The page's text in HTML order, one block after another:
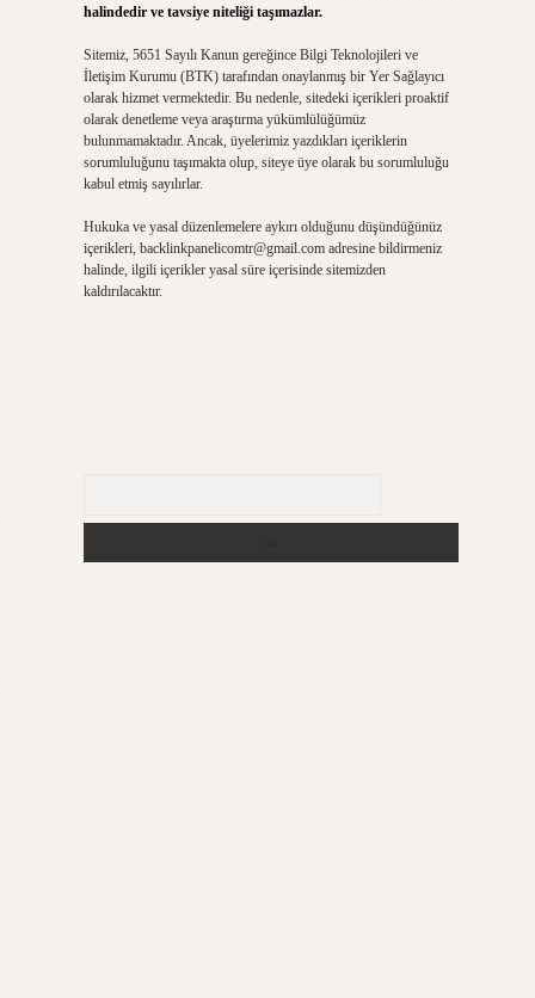
halindedir ve tavsiye niteliği taşımazlar.
Sitemiz, 5651 Sayılı Kanun gereğince Bilgi Teknolojileri ve
İletişim Kurumu (BTK) tarafından onaylanmış bir Yer Sağlayıcı
olarak hizmet vermektedir. Bu nedenle, sitedeki içerikleri proaktif
olarak denetleme veya araştırma yükümlülüğümüz
bulunmamaktadır. Ancak, üyelerimiz yazdıkları içeriklerin
sorumluluğunu taşımakta olup, siteye üye olarak bu sorumluluğu
kabul etmiş sayılırlar.
Hukuka ve yasal düzenlemelere aykırı olduğunu düşündüğünüz
içerikleri, backlinkpanelicomtr@gmail.comadresine bildirmeniz
halinde, ilgili içerikler yasal süre içerisinde sitemizden
kaldırılacaktır.